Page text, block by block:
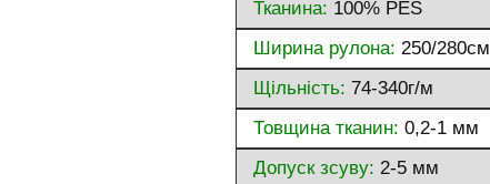
Тканина: 100% PES
Ширина рулона: 250/280см
Щільність: 74-340г/м
Товщина тканин: 0,2-1 мм
Допуск зсуву: 2-5 мм